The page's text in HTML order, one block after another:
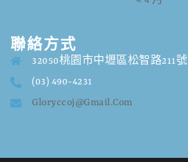
聯絡方式
32050桃園市中壢區松智路211號
(03) 490-4231
Gloryccoj@gmail.com